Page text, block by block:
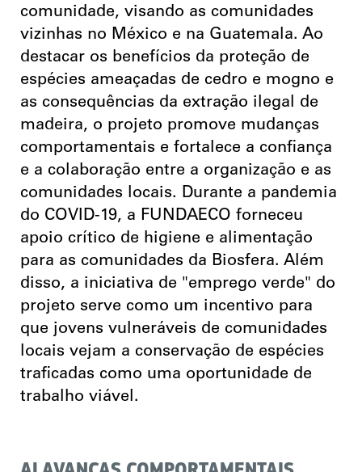
comunidade, visando as comunidades
vizinhas no México e na Guatemala. Ao
destacar os benefícios da proteção de
espécies ameaçadas de cedro e mogno e
as consequências da extração ilegal de
madeira, o projeto promove mudanças
comportamentais e fortalece a confiança
e a colaboração entre a organização e as
comunidades locais. Durante a pandemia
do COVID-19, a FUNDAECO forneceu
apoio crítico de higiene e alimentação
para as comunidades da Biosfera. Além
disso, a iniciativa de "emprego verde" do
projeto serve como um incentivo para
que jovens vulneráveis de comunidades
locais vejam a conservação de espécies
traficadas como uma oportunidade de
trabalho viável.